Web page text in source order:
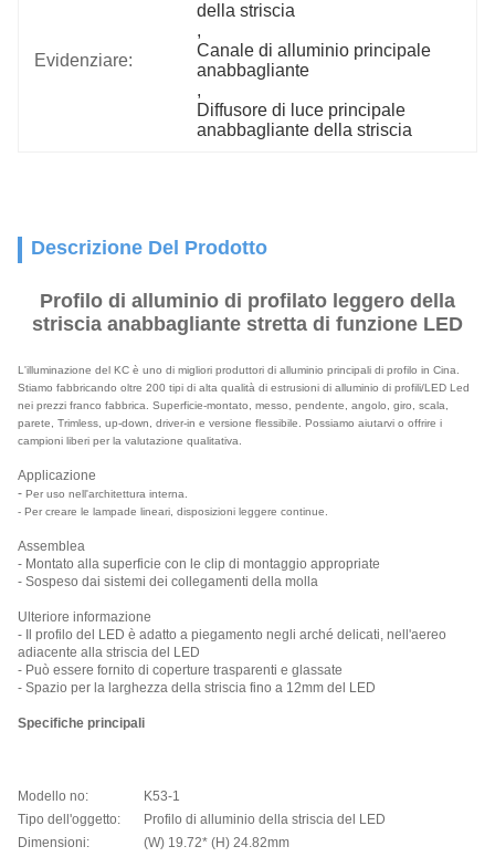
Evidenziare:
della striscia
,
Canale di alluminio principale
anabbagliante
,
Diffusore di luce principale
anabbagliante della striscia
Descrizione Del Prodotto
Profilo di alluminio di profilato leggero della
striscia anabbagliante stretta di funzione LED
L'illuminazione del KC è uno di migliori produttori di alluminio principali di profilo in Cina.
Stiamo fabbricando oltre 200 tipi di alta qualità di estrusioni di alluminio di profili/LED Led
nei prezzi franco fabbrica. Superficie-montato, messo, pendente, angolo, giro, scala,
parete, Trimless, up-down, driver-in e versione flessibile. Possiamo aiutarvi o offrire i
campioni liberi per la valutazione qualitativa.
Applicazione
- Per uso nell'architettura interna.
- Per creare le lampade lineari, disposizioni leggere continue.
Assemblea
- Montato alla superficie con le clip di montaggio appropriate
- Sospeso dai sistemi dei collegamenti della molla
Ulteriore informazione
- Il profilo del LED è adatto a piegamento negli arché delicati, nell'aereo
adiacente alla striscia del LED
- Può essere fornito di coperture trasparenti e glassate
- Spazio per la larghezza della striscia fino a 12mm del LED
Specifiche principali
Modello no:
K53-1
Tipo dell'oggetto:
Profilo di alluminio della striscia del LED
Dimensioni:
(W) 19.72* (H) 24.82mm